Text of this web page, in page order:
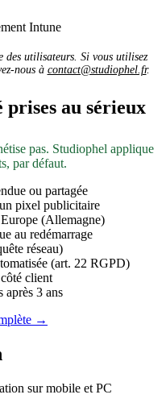
Intune
des utilisateurs. Si vous utilisez
nous à contact@studiophel.fr.
au sérieux
pas. Studiophel applique
par défaut.
ou partagée
pixel publicitaire
(Allemagne)
au redémarrage
réseau)
(art. 22 RGPD)
client
après 3 ans
→
sur mobile et PC